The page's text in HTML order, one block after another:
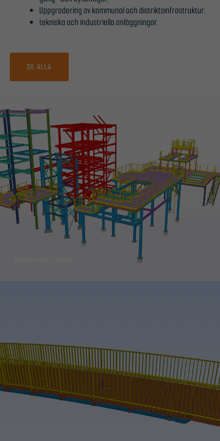
Uppgradering av kommunal och distriktsinfrastruktur,
tekniska och industriella anläggningar.
SE ALLA
över huvud
taget ska
fungera.
Statistik